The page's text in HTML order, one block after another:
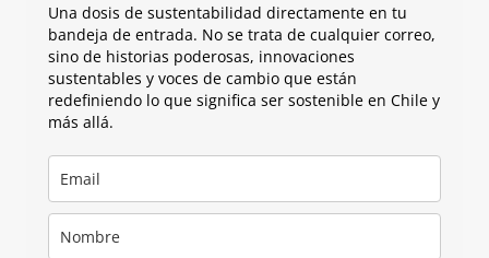
Una dosis de sustentabilidad directamente en tu
bandeja de entrada. No se trata de cualquier correo,
sino de historias poderosas, innovaciones
sustentables y voces de cambio que están
redefiniendo lo que significa ser sostenible en Chile y
más allá.